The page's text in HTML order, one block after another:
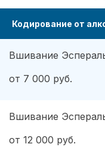
Кодирование от
Вшивание
от 7 000 руб.
Вшивание
от 12 000 руб.